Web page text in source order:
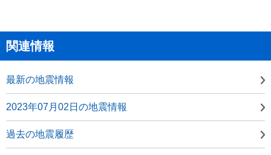
関連情報
最新の地震情報
2023年07月02日の地震情報
過去の地震履歴